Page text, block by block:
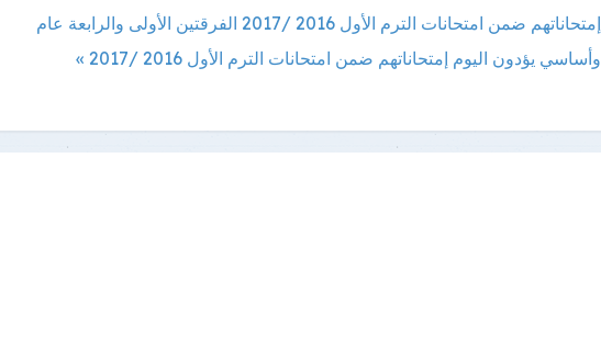
إمتحاناتهم ضمن امتحانات الترم الأول 2016 /2017
الفرقتين الأولى والرابعة عام
وأساسي يؤدون اليوم إمتحاناتهم ضمن امتحانات الترم الأول 2016 /2017 »